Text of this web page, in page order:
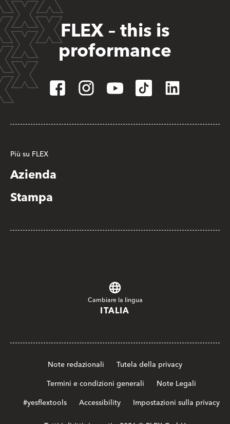
FLEX – this is
proformance
Più su FLEX
Azienda
Stampa
Cambiare la lingua
ITALIA
Note redazionali
Tutela della privacy
Termini e condizioni generali
Note Legali
#yesflextools
Accessibility
Impostazioni sulla privacy